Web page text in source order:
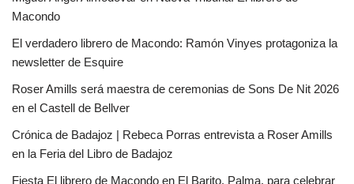
Macondo
El verdadero librero de Macondo: Ramón Vinyes protagoniza la
newsletter de Esquire
Roser Amills será maestra de ceremonias de Sons De Nit 2026
en el Castell de Bellver
Crónica de Badajoz | Rebeca Porras entrevista a Roser Amills
en la Feria del Libro de Badajoz
Fiesta El librero de Macondo en El Barito, Palma, para celebrar